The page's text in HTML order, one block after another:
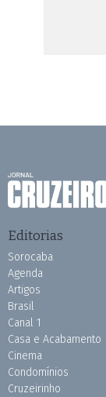
Editorias
Sorocaba
Agenda
Artigos
Brasil
Canal 1
Casa e Acabamento
Cinema
Condomínios
Cruzeirinho